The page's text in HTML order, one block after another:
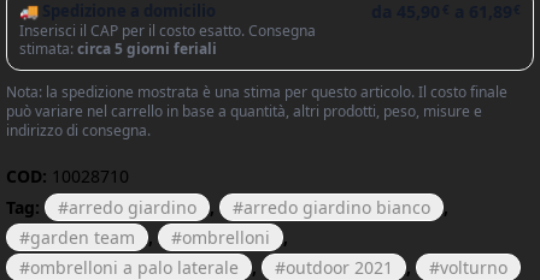
🚚 Spedizione a domicilio
Inserisci il CAP per il costo esatto. Consegna
stimata: circa 5 giorni feriali
Nota: la spedizione mostrata è una stima per questo articolo. Il costo finale
può variare nel carrello in base a quantità, altri prodotti, peso, misure e
indirizzo di consegna.
COD: 10028710
Tag:
arredo giardino , arredo giardino bianco
,
garden team
, ombrelloni
,
ombrelloni a palo laterale
, outdoor 2021 , volturno